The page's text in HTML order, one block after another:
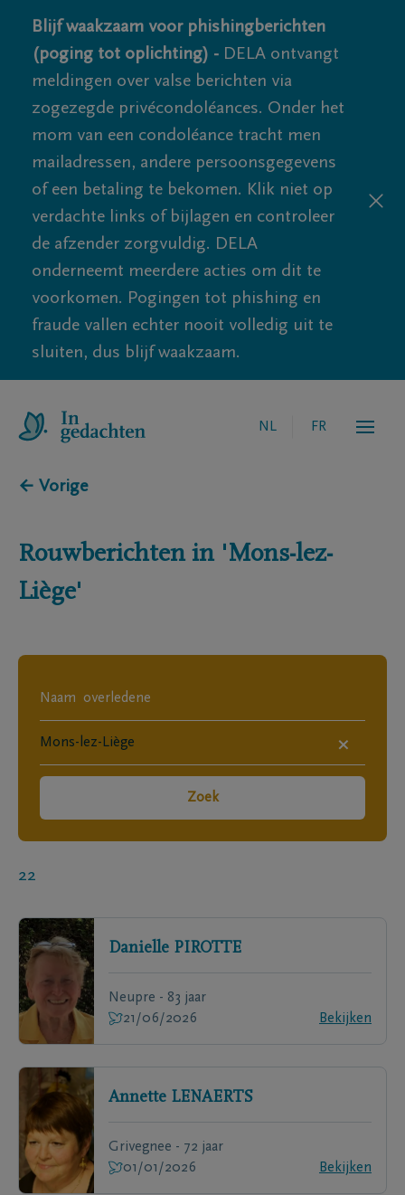
Blijf waakzaam voor phishingberichten
(poging tot oplichting) - DELA ontvangt
meldingen over valse berichten via
zogezegde privécondoléances. Onder het
mom van een condoléance tracht men
mailadressen, andere persoonsgegevens
of een betaling te bekomen. Klik niet op
verdachte links of bijlagen en controleer
de afzender zorgvuldig. DELA
onderneemt meerdere acties om dit te
voorkomen. Pogingen tot phishing en
fraude vallen echter nooit volledig uit te
sluiten, dus blijf waakzaam.
NL FR
← Vorige
Rouwberichten in 'Mons-lez-
Liège'
×
Zoek
22
Danielle PIROTTE
Neupre - 83 jaar
21/06/2026
Bekijken
Annette LENAERTS
Grivegnee - 72 jaar
01/01/2026
Bekijken